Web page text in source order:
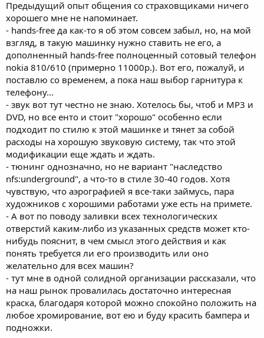
Предыдущий опыт общения со страховщиками ничего
хорошего мне не напоминает.
- hands-free да как-то я об этом совсем забыл, но, на мой
взгляд, в такую машинку нужно ставить не его, а
дополненный hands-free полноценный сотовый телефон
nokia 810/610 (примерно 11000р.). Вот его, пожалуй, и
поставлю со временем, а пока наш выбор гарнитура к
телефону...
- звук вот тут честно не знаю. Хотелось бы, чтоб и MP3 и
DVD, но все енто и стоит "хорошо" особенно если
подходит по стилю к этой машинке и тянет за собой
расходы на хорошую звуковую систему, так что этой
модификации еще ждать и ждать.
- тюнинг однозначно, но не вариант "наследство
nfs:underground", а что-то в стиле 30-40 годов. Хотя
чувствую, что аэрографией я все-таки займусь, пара
художников с хорошими работами уже есть на примете.
- А вот по поводу заливки всех технологических
отверстий каким-либо из указанных средств может кто-
нибудь пояснит, в чем смысл этого действия и как
понять требуется ли его производить или оно
желательно для всех машин?
- тут мне в одной солидной организации рассказали, что
на наш рынок провалилась достаточно интересная
краска, благодаря которой можно спокойно положить на
любое хромирование, вот ею и буду красить бампера и
подножки.